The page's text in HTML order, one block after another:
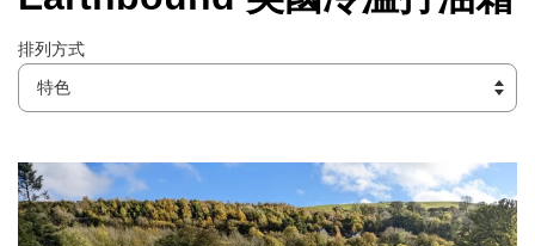
排列方式